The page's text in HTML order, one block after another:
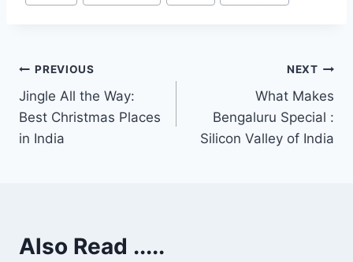
PREVIOUS
Jingle All the Way:
Best Christmas Places
in India
NEXT
What Makes
Bengaluru Special :
Silicon Valley of India
Also Read .....